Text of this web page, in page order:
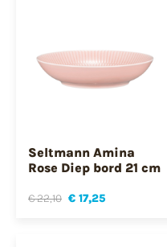
Seltmann Amina
Rose Diep bord 21 cm
€ 22,10 € 17,25